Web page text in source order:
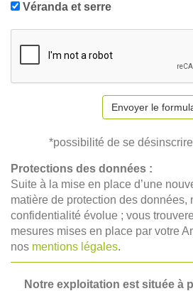
Véranda et serre
Envoyer le
*possibilité de se
Protections des données :
Suite à la mise en place d’une
matière de protection des données,
confidentialité évolue ; vous
mesures mises en place par votre
nos mentions légales.
Notre exploitation est située à